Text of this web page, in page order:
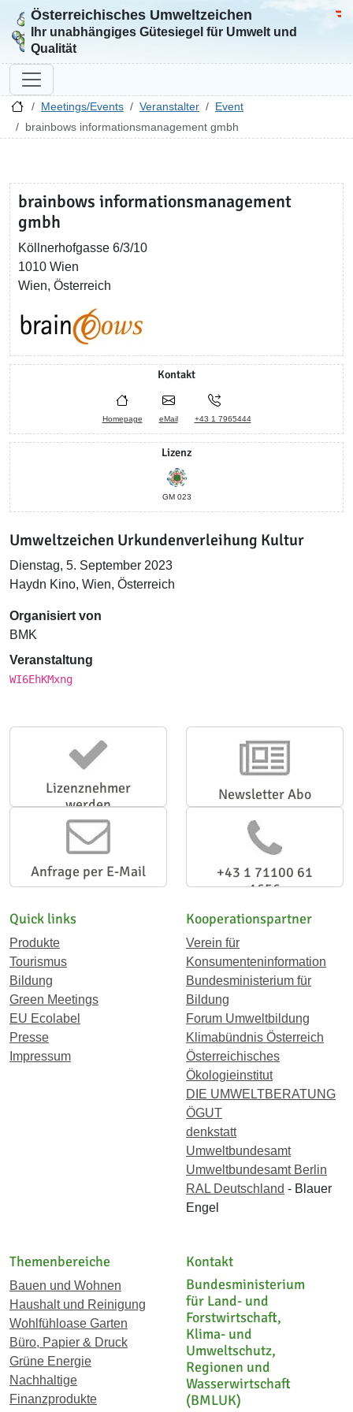
Zur Startseite
Österreichisches Umweltzeichen
Ihr unabhängiges Gütesiegel für Umwelt und
Qualität
Meetings/Events Veranstalter
Event
brainbows informationsmanagement gmbh
brainbows informationsmanagement
gmbh
Köllnerhofgasse 6/3/10
1010 Wien
Wien, Österreich
Kontakt
Homepage eMail +43 1 7965444
Lizenz
GM 023
Umweltzeichen Urkundenverleihung Kultur
Dienstag, 5. September 2023
Haydn Kino, Wien, Österreich
Organisiert von
BMK
Veranstaltung
WI6EhKMxng
Lizenznehmer
werden
Newsletter Abo
Anfrage per E-Mail
+43 1 71100 61
1656
Quick links
Produkte
Tourismus
Bildung
Green Meetings
EU Ecolabel
Presse
Impressum
Kooperationspartner
Verein für
Konsumenteninformation
Bundesministerium für
Bildung
Forum Umweltbildung
Klimabündnis Österreich
Österreichisches
Ökologieinstitut
DIE UMWELTBERATUNG
ÖGUT
denkstatt
Umweltbundesamt
Umweltbundesamt Berlin
RAL Deutschland - Blauer
Engel
Themenbereiche
Bauen und Wohnen
Haushalt und Reinigung
Wohlfühloase Garten
Büro, Papier & Druck
Grüne Energie
Nachhaltige
Finanzprodukte
Kontakt
Bundesministerium
für Land- und
Forstwirtschaft,
Klima- und
Umweltschutz,
Regionen und
Wasserwirtschaft
(BMLUK)